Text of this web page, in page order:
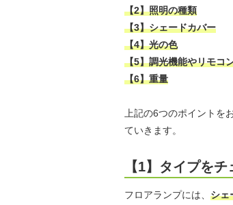
【2】照明の種類
【3】シェードカバー
【4】光の色
【5】調光機能やリモコ
【6】重量
上記の6つのポイントを
ていきます。
【1】タイプをチ
フロアランプには、 シェ